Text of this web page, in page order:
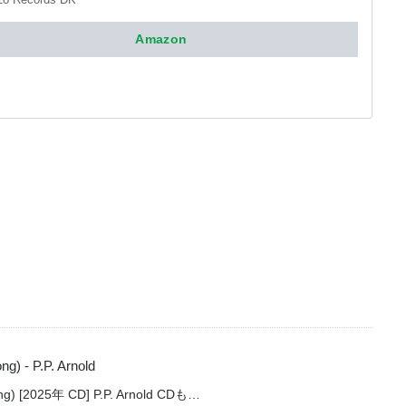
Amazon
- P.P. Arnold
[2025年 CD] P.P. Arnold CDも…